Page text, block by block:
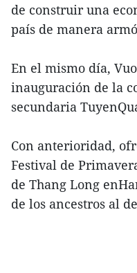
de construir una
país de manera
En el mismo día,
inauguración de la
secundaria
Con anterioridad,
Festival de
de Thang Long
de los ancestros al